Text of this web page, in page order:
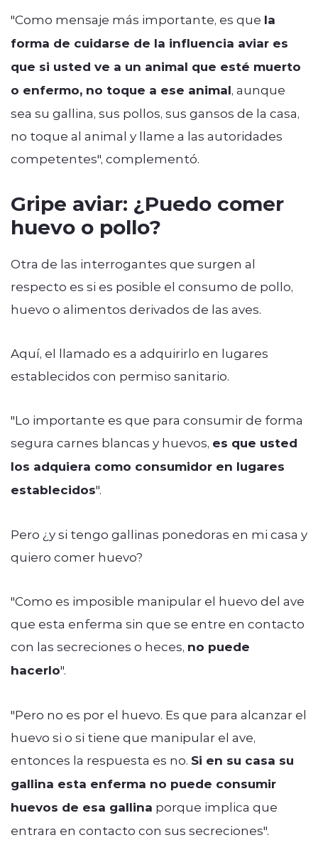
"Como mensaje más importante, es que la
forma de cuidarse de la influencia aviar es
que si usted ve a un animal que esté muerto
o enfermo, no toque a ese animal, aunque
sea su gallina, sus pollos, sus gansos de la casa,
no toque al animal y llame a las autoridades
competentes", complementó.
Gripe aviar: ¿Puedo comer
huevo o pollo?
Otra de las interrogantes que surgen al
respecto es si es posible el consumo de pollo,
huevo o alimentos derivados de las aves.
Aquí, el llamado es a adquirirlo en lugares
establecidos con permiso sanitario.
"Lo importante es que para consumir de forma
segura carnes blancas y huevos, es que usted
los adquiera como consumidor en lugares
establecidos".
Pero ¿y si tengo gallinas ponedoras en mi casa y
quiero comer huevo?
"Como es imposible manipular el huevo del ave
que esta enferma sin que se entre en contacto
con las secreciones o heces, no puede
hacerlo".
"Pero no es por el huevo. Es que para alcanzar el
huevo si o si tiene que manipular el ave,
entonces la respuesta es no. Si en su casa su
gallina esta enferma no puede consumir
huevos de esa gallina porque implica que
entrara en contacto con sus secreciones".